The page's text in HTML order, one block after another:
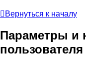
Вернуться к началу
Параметры и
пользователя